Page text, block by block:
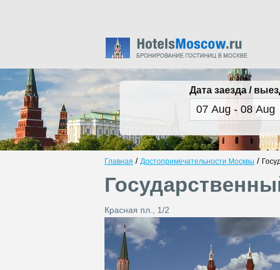
Дата заезда /
Главная / Достопримечательности Москвы /
Красная пл., 1/2